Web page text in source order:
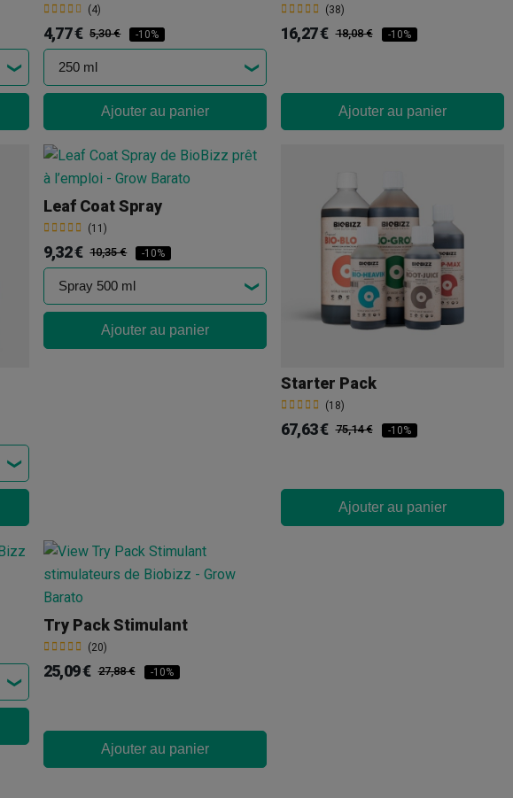
(4)
4,77 € 5,30 € -10%
Ajouter au panier
(38)
16,27 € 18,08 € -10%
Ajouter au panier
Leaf Coat Spray
(11)
9,32 € 10,35 € -10%
Ajouter au panier
Starter Pack
(18)
67,63 € 75,14 € -10%
Ajouter au panier
Try Pack Stimulant
(20)
25,09 € 27,88 € -10%
Ajouter au panier